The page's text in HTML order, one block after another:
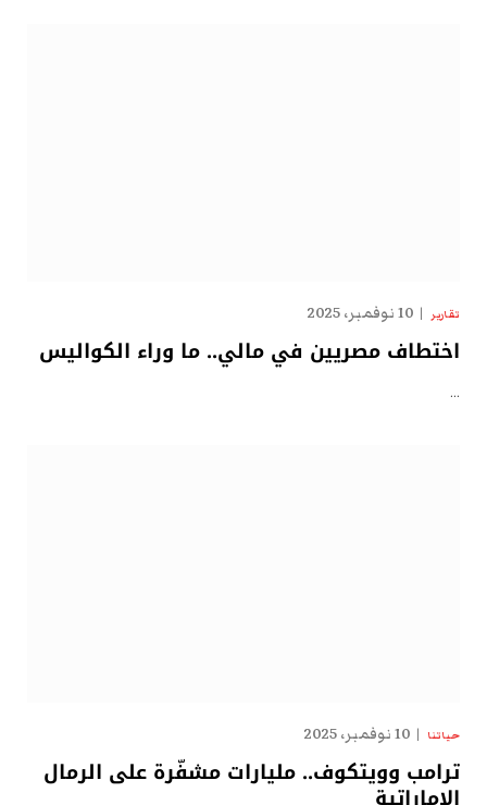
تقارير 10 نوفمبر، 2025
اختطاف مصريين في مالي.. ما وراء الكواليس
…
حياتنا 10 نوفمبر، 2025
ترامب وويتكوف.. مليارات مشفّرة على الرمال